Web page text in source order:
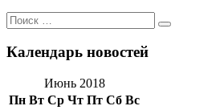
Поиск
по:
Поиск
Календарь новостей
Июнь 2018
Пн Вт Ср Чт Пт Сб Вс